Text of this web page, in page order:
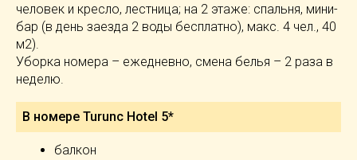
человек и кресло, лестница; на 2 этаже: спальня, мини-
бар (в день заезда 2 воды бесплатно), макс. 4 чел., 40
м2).
Уборка номера – ежедневно, смена белья – 2 раза в
неделю.
В номере Turunc Hotel 5*
балкон